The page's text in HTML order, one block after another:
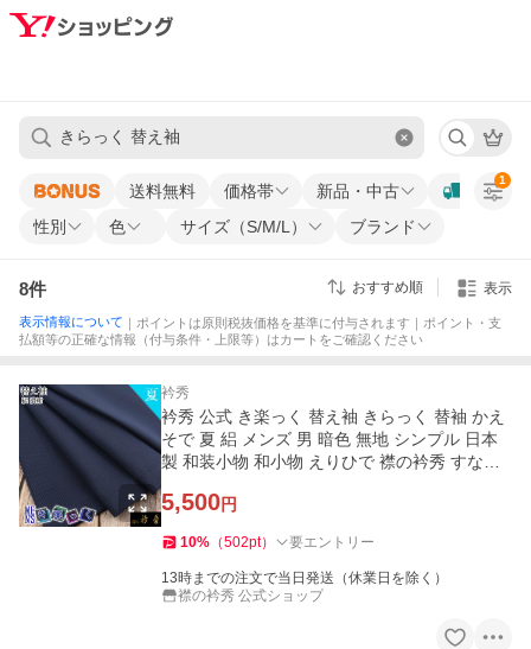
送料無料 価格帯
新品・中古
性別
色 サイズ（S/M/L） ブランド
1
8件 おすすめ順 表示
表示情報について ｜ポイントは原則税抜価格を基準に付与されます｜ポイント・支
払額等の正確な情報（付与条件・上限等）はカートをご確認ください
衿秀
衿秀 公式 き楽っく 替え袖 きらっく 替袖 かえ
そで 夏 絽 メンズ 男 暗色 無地 シンプル 日本
製 和装小物 和小物 えりひで 襟の衿秀 すなお
5,500円
10% （502pt） 要エントリー
13時までの注文で当日発送（休業日を除く）
襟の衿秀 公式ショップ